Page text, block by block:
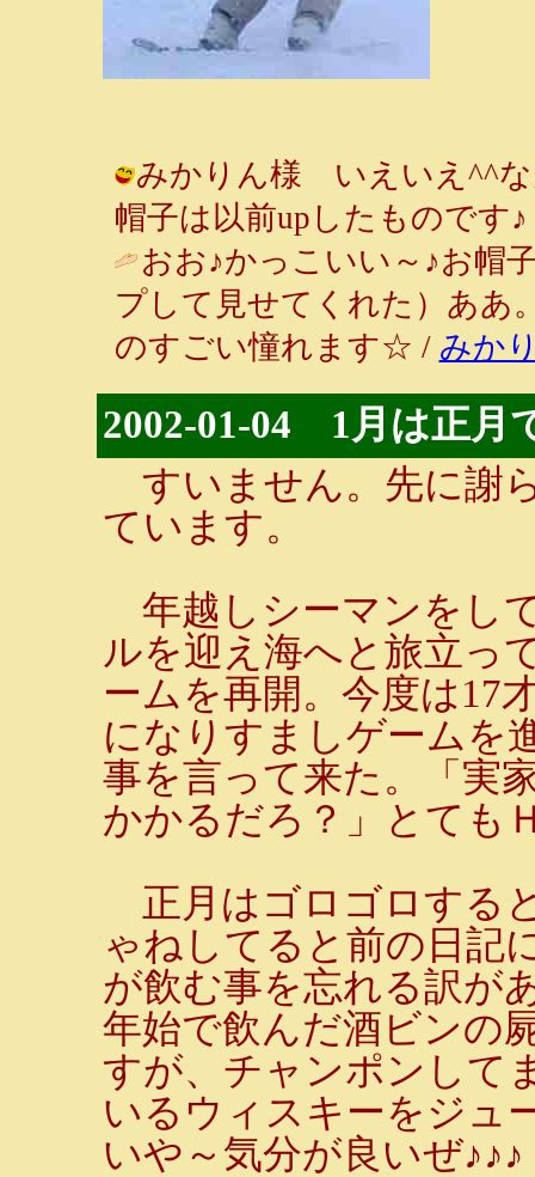
みかりん様 いえいえ^^な
帽子は以前upしたものです
おお♪かっこいい～♪お帽
プして見せてくれた）ああ
のすごい憧れます☆ / みか
2002-01-04 1月は正月
すいません。先に謝
ています。
年越しシーマンをし
ルを迎え海へと旅立っ
ームを再開。今度は17
になりすましゲームを
事を言って来た。「実
かかるだろ？」とても
正月はゴロゴロする
ゃねしてると前の日記
が飲む事を忘れる訳が
年始で飲んだ酒ビンの
すが、チャンポンして
いるウィスキーをジュ
いや～気分が良いぜ♪♪♪